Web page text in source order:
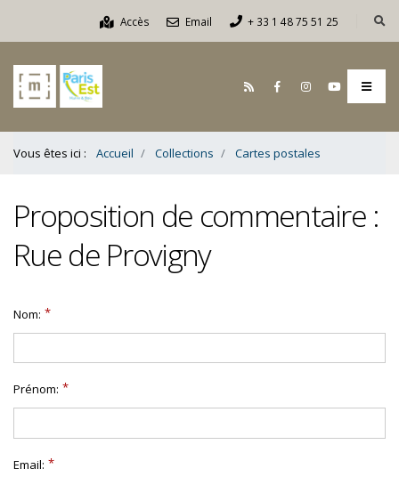
Accès Email + 33 1 48 75 51 25
Vous êtes ici : Accueil Collections Cartes postales
Proposition de commentaire :
Rue de Provigny
Nom:
Prénom:
Email: